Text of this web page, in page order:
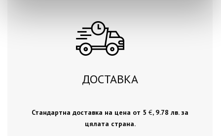
ДОСТАВКА
Стандартна доставка на цена от 5 €, 9.78 лв. за
цялата страна.